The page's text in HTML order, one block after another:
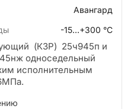
Авангард
-15…+300 °С
(КЗР) 25ч945п и
односедельный
исполнительным